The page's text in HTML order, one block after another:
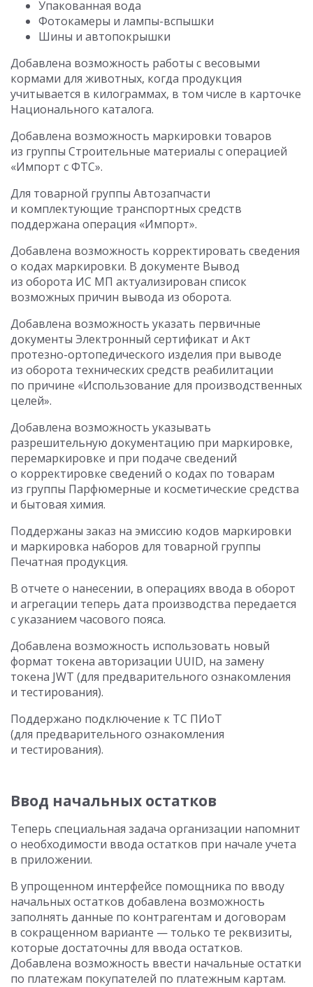
Упакованная вода
Фотокамеры и лампы-вспышки
Шины и автопокрышки
Добавлена возможность работы с весовыми
кормами для животных, когда продукция
учитывается в килограммах, в том числе в карточке
Национального каталога.
Добавлена возможность маркировки товаров
из группы Строительные материалы с операцией
«Импорт с ФТС».
Для товарной группы Автозапчасти
и комплектующие транспортных средств
поддержана операция «Импорт».
Добавлена возможность корректировать сведения
о кодах маркировки. В документе Вывод
из оборота ИС МП актуализирован список
возможных причин вывода из оборота.
Добавлена возможность указать первичные
документы Электронный сертификат и Акт
протезно-ортопедического изделия при выводе
из оборота технических средств реабилитации
по причине «Использование для производственных
целей».
Добавлена возможность указывать
разрешительную документацию при маркировке,
перемаркировке и при подаче сведений
о корректировке сведений о кодах по товарам
из группы Парфюмерные и косметические средства
и бытовая химия.
Поддержаны заказ на эмиссию кодов маркировки
и маркировка наборов для товарной группы
Печатная продукция.
В отчете о нанесении, в операциях ввода в оборот
и агрегации теперь дата производства передается
с указанием часового пояса.
Добавлена возможность использовать новый
формат токена авторизации UUID, на замену
токена JWT (для предварительного ознакомления
и тестирования).
Поддержано подключение к ТС ПИоТ
(для предварительного ознакомления
и тестирования).
Ввод начальных остатков
Теперь специальная задача организации напомнит
о необходимости ввода остатков при начале учета
в приложении.
В упрощенном интерфейсе помощника по вводу
начальных остатков добавлена возможность
заполнять данные по контрагентам и договорам
в сокращенном варианте — только те реквизиты,
которые достаточны для ввода остатков.
Добавлена возможность ввести начальные остатки
по платежам покупателей по платежным картам.